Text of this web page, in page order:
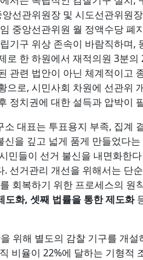
선관위원장 및 시도선관위원
중앙선관위원 월 정액수당 폐
기구 위상 존속이 바람직하며,
로 한 하원에서 재적의원 3분
관련 법안이 아닌 체계적이고
으로, 시민사회 차원에 선관위
정치권에 대한 설득과 압박이
소 대표는 투표용지 부족, 집계
을 깊고 넓게 품게 만들었다
민들이 선거 불신을 내면화한
선거관리 개선을 위해서는 단
회복하기 위한 프로세스의 원
도화, 셋째 법률을 통한 제도화
위해 별도의 감찰 기구를 개
비율이 22%에 달하는 기형적